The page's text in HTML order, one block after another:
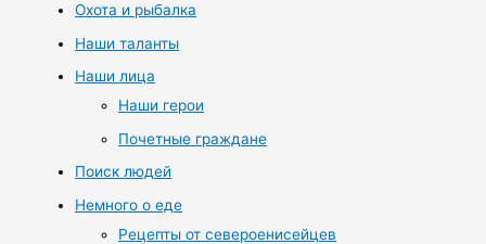
Охота и рыбалка
Наши таланты
Наши лица
Наши герои
Почетные граждане
Поиск людей
Немного о еде
Рецепты от североенисейцев